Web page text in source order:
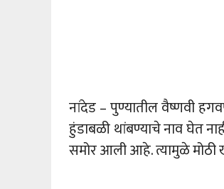
नांदेड – पुण्यातील वैष्णवी
हुंडाबळी थांबण्याचे नाव घेत
समोर आली आहे. त्यामुळे